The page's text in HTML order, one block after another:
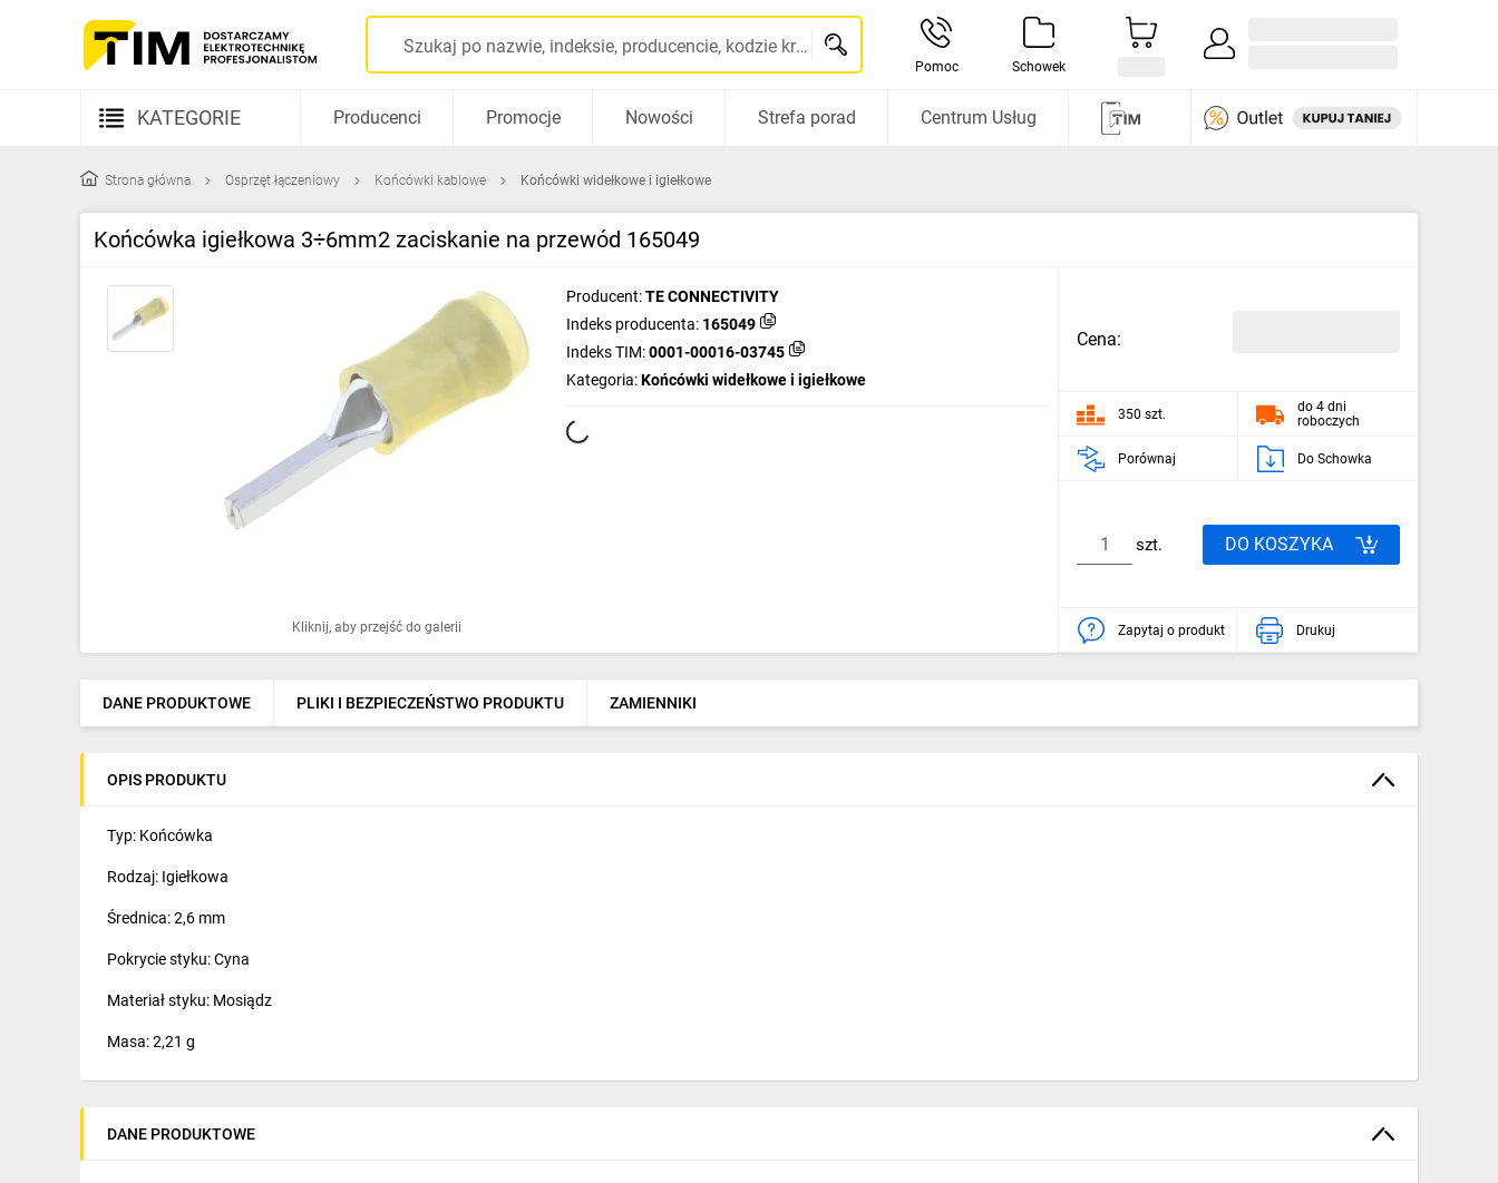
Szukaj po nazwie, indeksie, producencie, kodzie kreskowym...
Pomoc Schowek
KATEGORIE
Kable i przewody
Rozdzielnice i obudowy
Elementy prowadzenia kabli
Fotowoltaika
Ochrona odgromowa
Ogrzewanie
Elektronarzędzia i mierniki
Napędy elektryczne
Pneumatyka
Dom i ogród
Klimatyzacja
Producenci Promocje Nowości Strefa porad Centrum Usług
Strona główna Osprzęt łączeniowy Końcówki kablowe Końcówki widełkowe i igiełkowe
Końcówka igiełkowa 3÷6mm2 zaciskanie na przewód 165049
Kliknij, aby przejść do galerii
Producent:TE CONNECTIVITY
Indeks producenta: 165049
Indeks TIM:0001-00016-03745
Kategoria:Końcówki widełkowe i igiełkowe
Cena:
350 szt.
do 4 dni
roboczych
Porównaj Do Schowka
szt. DO KOSZYKA
Zapytaj o produkt Drukuj
DANE PRODUKTOWE PLIKI I BEZPIECZEŃSTWO PRODUKTU ZAMIENNIKI
OPIS PRODUKTU
Typ: Końcówka
Rodzaj: Igiełkowa
Średnica: 2,6 mm
Pokrycie styku: Cyna
Materiał styku: Mosiądz
Masa: 2,21 g
DANE PRODUKTOWE